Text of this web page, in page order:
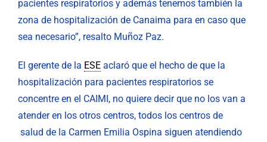
pacientes respiratorios y además tenemos también la
zona de hospitalización de Canaima para en caso que
sea necesario”, resalto Muñoz Paz.
El gerente de la ESE aclaró que el hecho de que la
hospitalización para pacientes respiratorios se
concentre en el CAIMI, no quiere decir que no los van a
atender en los otros centros, todos los centros de
salud de la Carmen Emilia Ospina siguen atendiendo